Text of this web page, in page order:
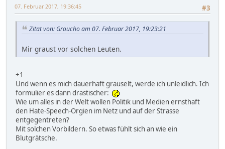
#3
07. Februar 2017, 19:36:45
Zitat von: Groucho am 07. Februar 2017, 19:23:21
Mir graust vor solchen Leuten.
+1
Und wenn es mich dauerhaft grauselt, werde ich unleidlich. Ich
formulier es dann drastischer:
Wie um alles in der Welt wollen Politik und Medien ernsthaft
den Hate-Speech-Orgien im Netz und auf der Strasse
entgegentreten?
Mit solchen Vorbildern. So etwas fühlt sich an wie ein
Blutgrätsche.